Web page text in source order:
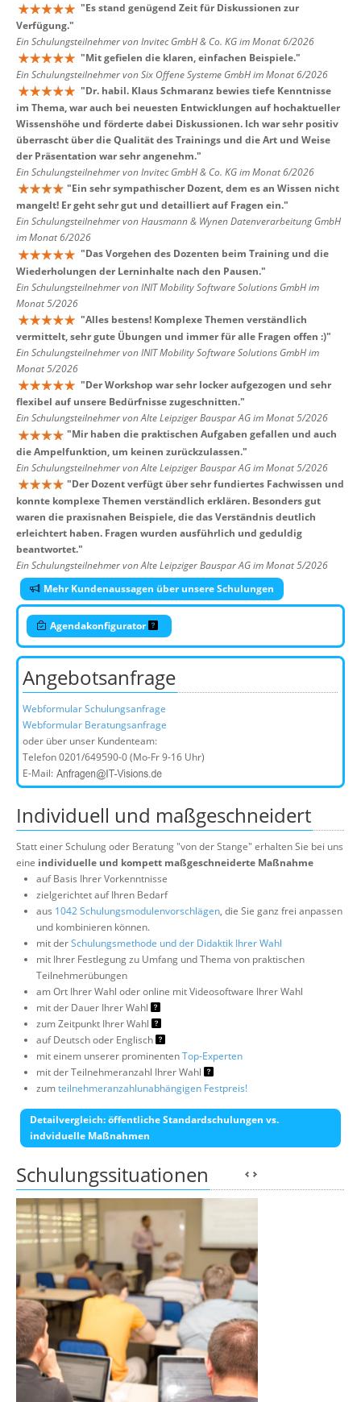
"Es stand genügend Zeit für Diskussionen zur
Verfügung."
Ein Schulungsteilnehmer von Invitec GmbH & Co. KG im Monat 6/2026
"Mit gefielen die klaren, einfachen Beispiele."
Ein Schulungsteilnehmer von Six Offene Systeme GmbH im Monat 6/2026
"Dr. habil. Klaus Schmaranz bewies tiefe Kenntnisse
im Thema, war auch bei neuesten Entwicklungen auf hochaktueller
Wissenshöhe und förderte dabei Diskussionen. Ich war sehr positiv
überrascht über die Qualität des Trainings und die Art und Weise
der Präsentation war sehr angenehm."
Ein Schulungsteilnehmer von Invitec GmbH & Co. KG im Monat 6/2026
"Ein sehr sympathischer Dozent, dem es an Wissen nicht
mangelt! Er geht sehr gut und detailliert auf Fragen ein."
Ein Schulungsteilnehmer von Hausmann & Wynen Datenverarbeitung GmbH
im Monat 6/2026
"Das Vorgehen des Dozenten beim Training und die
Wiederholungen der Lerninhalte nach den Pausen."
Ein Schulungsteilnehmer von INIT Mobility Software Solutions GmbH im
Monat 5/2026
"Alles bestens! Komplexe Themen verständlich
vermittelt, sehr gute Übungen und immer für alle Fragen offen :)"
Ein Schulungsteilnehmer von INIT Mobility Software Solutions GmbH im
Monat 5/2026
"Der Workshop war sehr locker aufgezogen und sehr
flexibel auf unsere Bedürfnisse zugeschnitten."
Ein Schulungsteilnehmer von Alte Leipziger Bauspar AG im Monat 5/2026
"Mir haben die praktischen Aufgaben gefallen und auch
die Ampelfunktion, um keinen zurückzulassen."
Ein Schulungsteilnehmer von Alte Leipziger Bauspar AG im Monat 5/2026
"Der Dozent verfügt über sehr fundiertes Fachwissen und
konnte komplexe Themen verständlich erklären. Besonders gut
waren die praxisnahen Beispiele, die das Verständnis deutlich
erleichtert haben. Fragen wurden ausführlich und geduldig
beantwortet."
Ein Schulungsteilnehmer von Alte Leipziger Bauspar AG im Monat 5/2026
Mehr Kundenaussagen über unsere Schulungen
Agendakonfigurator
Angebotsanfrage
Webformular Schulungsanfrage
Webformular Beratungsanfrage
oder über unser Kundenteam:
Telefon0201/649590-0(Mo-Fr 9-16 Uhr)
E-Mail:
Individuell und maßgeschneidert
Statt einer Schulung oder Beratung "von der Stange" erhalten Sie bei uns
eine individuelle und kompett maßgeschneiderte Maßnahme
auf Basis Ihrer Vorkenntnisse
zielgerichtet auf Ihren Bedarf
aus 1042 Schulungsmodulenvorschlägen, die Sie ganz frei anpassen
und kombinieren können.
mit derSchulungsmethode und der Didaktik Ihrer Wahl
mit Ihrer Festlegung zu Umfang und Thema von praktischen
Teilnehmerübungen
am Ort Ihrer Wahl oder online mit Videosoftware Ihrer Wahl
mit der Dauer Ihrer Wahl
zum Zeitpunkt Ihrer Wahl
auf Deutsch oder Englisch
mit einem unserer prominentenTop-Experten
mit der Teilnehmeranzahl Ihrer Wahl
zumteilnehmeranzahlunabhängigen Festpreis!
Detailvergleich: öffentliche Standardschulungen vs.
indviduelle Maßnahmen
Schulungssituationen